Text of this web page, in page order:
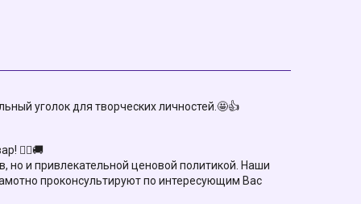
уголок для творческих личностей.🤩👍
🏃‍♀️🚚
и привлекательной ценовой политикой. Наши
проконсультируют по интересующим Вас